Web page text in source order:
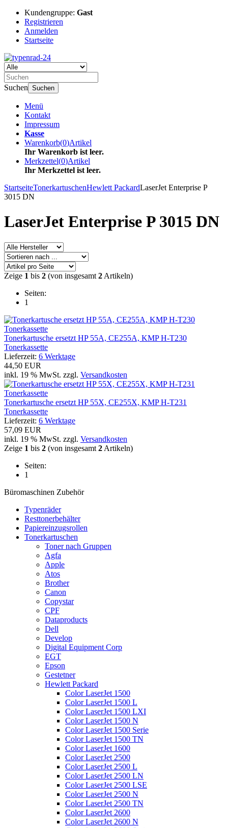
Kundengruppe: Gast
Registrieren
Anmelden
Startseite
Suchen Suchen
Menü
Kontakt
Impressum
Kasse
Warenkorb(0)Artikel
Ihr Warenkorb ist leer.
Merkzettel(0)Artikel
Ihr Merkzettel ist leer.
StartseiteTonerkartuschenHewlett PackardLaserJet Enterprise P
3015 DN
LaserJet Enterprise P 3015 DN
Zeige 1 bis 2 (von insgesamt 2 Artikeln)
Seiten:
1
Tonerkartusche ersetzt HP 55A, CE255A, KMP H-T230
Tonerkassette
Lieferzeit: 6 Werktage
44,50 EUR
inkl. 19 % MwSt. zzgl. Versandkosten
Tonerkartusche ersetzt HP 55X, CE255X, KMP H-T231
Tonerkassette
Lieferzeit: 6 Werktage
57,09 EUR
inkl. 19 % MwSt. zzgl. Versandkosten
Zeige 1 bis 2 (von insgesamt 2 Artikeln)
Seiten:
1
Büromaschinen Zubehör
Typenräder
Resttonerbehälter
Papiereinzugsrollen
Tonerkartuschen
Toner nach Gruppen
Agfa
Apple
Atos
Brother
Canon
Copystar
CPF
Dataproducts
Dell
Develop
Digital Equipment Corp
EGT
Epson
Gestetner
Hewlett Packard
Color LaserJet 1500
Color LaserJet 1500 L
Color LaserJet 1500 LXI
Color LaserJet 1500 N
Color LaserJet 1500 Serie
Color LaserJet 1500 TN
Color LaserJet 1600
Color LaserJet 2500
Color LaserJet 2500 L
Color LaserJet 2500 LN
Color LaserJet 2500 LSE
Color LaserJet 2500 N
Color LaserJet 2500 TN
Color LaserJet 2600
Color LaserJet 2600 N